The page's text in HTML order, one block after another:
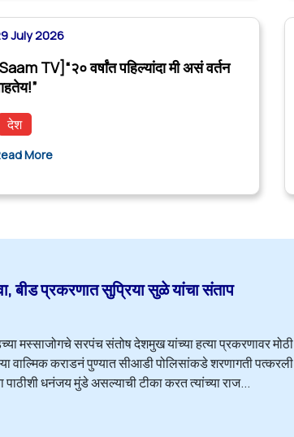
July 2026
TV]“२० वर्षांत पहिल्यांदा मी असं वर्तन
देश
More
प्रकरणात सुप्रिया सुळे यांचा संताप
मस्साजोगचे सरपंच संतोष देशमुख यांच्या हत्या प्रकरणावर मोठी
वाल्मिक कराडनं पुण्यात सीआडी पोलिसांकडे शरणागती
पाठीशी धनंजय मुंडे असल्याची टीका करत त्यांच्या राज...